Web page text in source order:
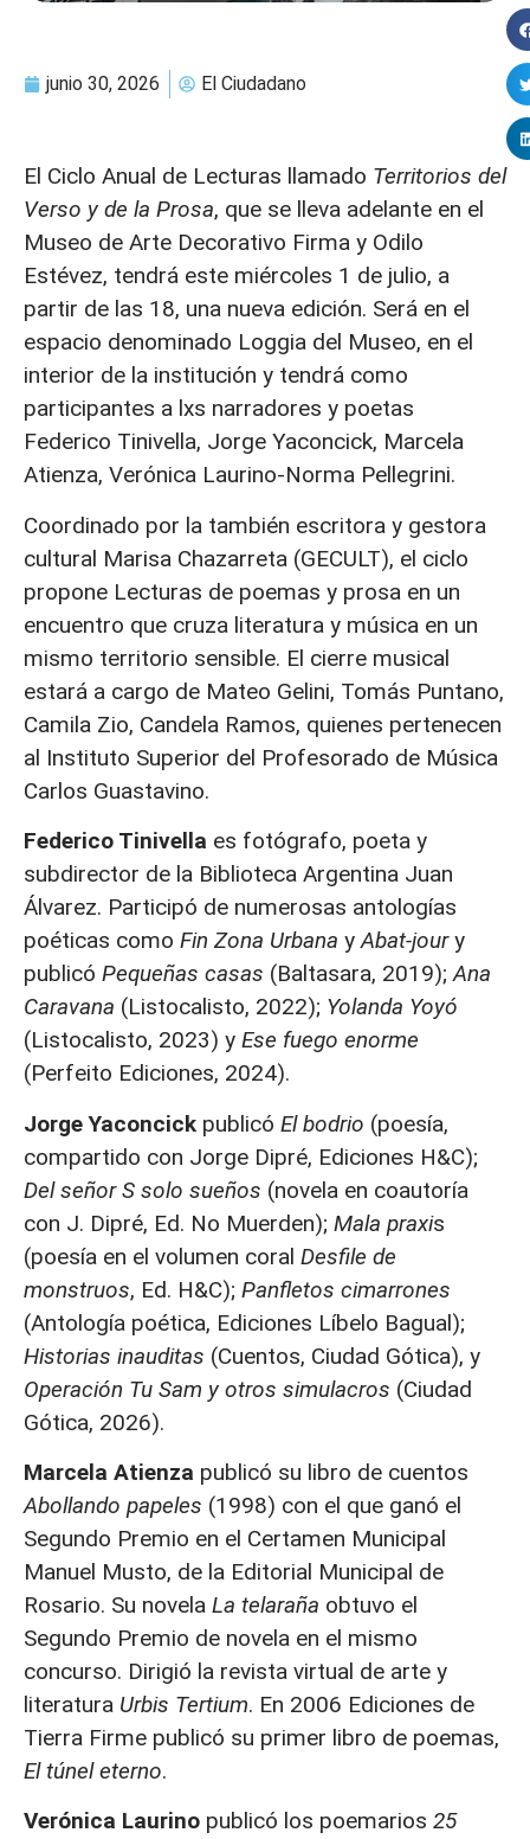
junio 30, 2026 El Ciudadano
El Ciclo Anual de Lecturas llamado Territorios del
Verso y de la Prosa, que se lleva adelante en el
Museo de Arte Decorativo Firma y Odilo
Estévez, tendrá este miércoles 1 de julio, a
partir de las 18, una nueva edición. Será en el
espacio denominado Loggia del Museo, en el
interior de la institución y tendrá como
participantes a lxs narradores y poetas
Federico Tinivella, Jorge Yaconcick, Marcela
Atienza, Verónica Laurino-Norma Pellegrini.
Coordinado por la también escritora y gestora
cultural Marisa Chazarreta (GECULT), el ciclo
propone Lecturas de poemas y prosa en un
encuentro que cruza literatura y música en un
mismo territorio sensible. El cierre musical
estará a cargo de Mateo Gelini, Tomás Puntano,
Camila Zio, Candela Ramos, quienes pertenecen
al Instituto Superior del Profesorado de Música
Carlos Guastavino.
Federico Tinivella es fotógrafo, poeta y
subdirector de la Biblioteca Argentina Juan
Álvarez. Participó de numerosas antologías
poéticas como Fin Zona Urbana yAbat-joury
publicó Pequeñas casas (Baltasara, 2019);Ana
Caravana (Listocalisto, 2022); Yolanda Yoyó
(Listocalisto, 2023) y Ese fuego enorme
(Perfeito Ediciones, 2024).
Jorge Yaconcick publicó El bodrio (poesía,
compartido con Jorge Dipré, Ediciones H&C);
Del señor S solo sueños (novela en coautoría
con J. Dipré, Ed. No Muerden); Mala praxis
(poesía en el volumen coral Desfile de
monstruos, Ed. H&C); Panfletos cimarrones
(Antología poética, Ediciones Líbelo Bagual);
Historias inauditas (Cuentos, Ciudad Gótica), y
Operación Tu Sam y otros simulacros (Ciudad
Gótica, 2026).
Marcela Atienza publicó su libro de cuentos
Abollando papeles (1998) con el que ganó el
Segundo Premio en el Certamen Municipal
Manuel Musto, de la Editorial Municipal de
Rosario. Su novela La telaraña obtuvo el
Segundo Premio de novela en el mismo
concurso. Dirigió la revista virtual de arte y
literatura Urbis Tertium. En 2006 Ediciones de
Tierra Firme publicó su primer libro de poemas,
El túnel eterno.
Verónica Laurino publicó los poemarios 25